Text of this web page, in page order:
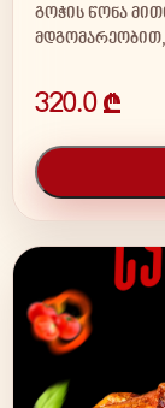
გოჭის წონა
320.0 ₾